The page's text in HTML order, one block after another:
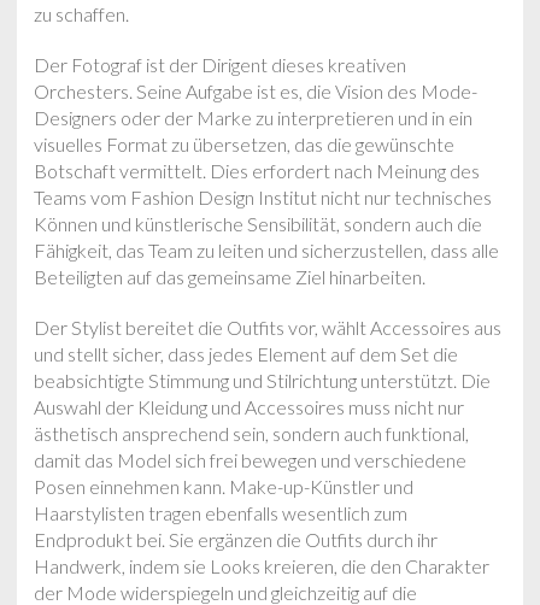
zu schaffen.
Der Fotograf ist der Dirigent dieses kreativen
Orchesters. Seine Aufgabe ist es, die Vision des Mode-
Designers oder der Marke zu interpretieren und in ein
visuelles Format zu übersetzen, das die gewünschte
Botschaft vermittelt. Dies erfordert nach Meinung des
Teams vom Fashion Design Institut nicht nur technisches
Können und künstlerische Sensibilität, sondern auch die
Fähigkeit, das Team zu leiten und sicherzustellen, dass alle
Beteiligten auf das gemeinsame Ziel hinarbeiten.
Der Stylist bereitet die Outfits vor, wählt Accessoires aus
und stellt sicher, dass jedes Element auf dem Set die
beabsichtigte Stimmung und Stilrichtung unterstützt. Die
Auswahl der Kleidung und Accessoires muss nicht nur
ästhetisch ansprechend sein, sondern auch funktional,
damit das Model sich frei bewegen und verschiedene
Posen einnehmen kann. Make-up-Künstler und
Haarstylisten tragen ebenfalls wesentlich zum
Endprodukt bei. Sie ergänzen die Outfits durch ihr
Handwerk, indem sie Looks kreieren, die den Charakter
der Mode widerspiegeln und gleichzeitig auf die